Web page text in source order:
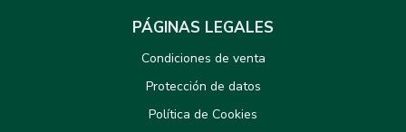
PÁGINAS LEGALES
Condiciones de venta
Protección de datos
Política de Cookies